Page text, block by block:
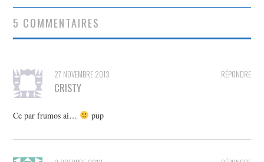
5 COMMENTAIRES
RÉPONDRE
27 NOVEMBRE 2013
CRISTY
Ce par frumos ai… pup